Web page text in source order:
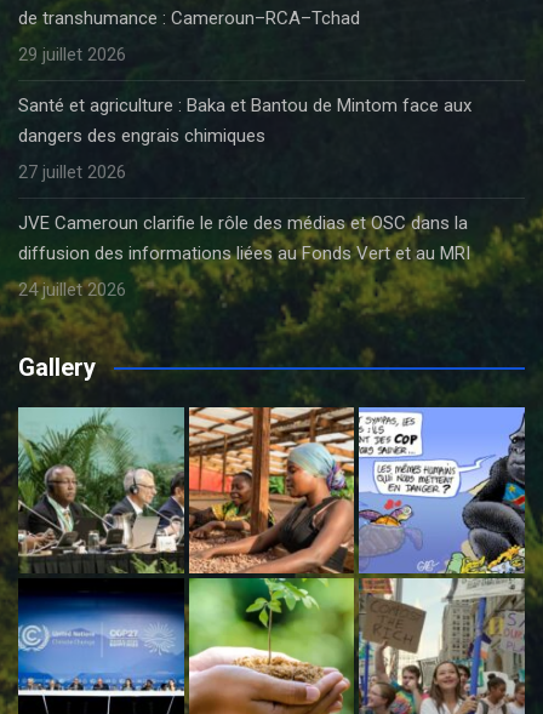
de transhumance : Cameroun–RCA–Tchad
29 juillet 2026
Santé et agriculture : Baka et Bantou de Mintom face aux
dangers des engrais chimiques
27 juillet 2026
JVE Cameroun clarifie le rôle des médias et OSC dans la
diffusion des informations liées au Fonds Vert et au MRI
24 juillet 2026
Gallery